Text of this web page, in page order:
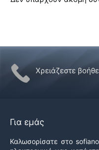
Χρειάζεστε
Για εμάς
Καλωσορίσατε στο